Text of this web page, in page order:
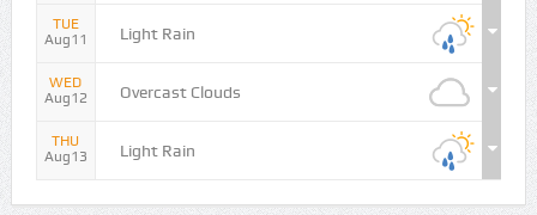
TUE
Aug11
Light Rain
WED
Aug12
Overcast Clouds
THU
Aug13
Light Rain